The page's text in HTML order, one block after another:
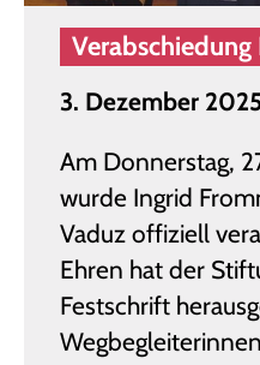
3. Dezember
Am Donnerstag,
wurde Ingrid
Vaduz offiziell
Ehren hat der
Festschrift